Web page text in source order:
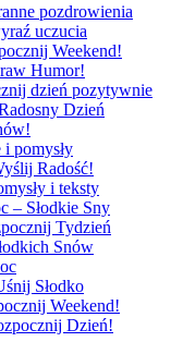
pozdrowienia
uczucia
Weekend!
Humor!
dzień pozytywnie
Dzień
pomysły
Radość!
i teksty
– Słodkie Sny
Tydzień
Snów
Słodko
Weekend!
Dzień!